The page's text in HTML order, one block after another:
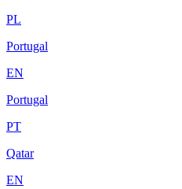
PL
Portugal
EN
Portugal
PT
Qatar
EN